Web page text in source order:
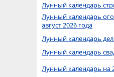
Лунный календарь
Лунный календарь
август 2026 года
Лунный календарь дел
Лунный календарь
Лунный календарь на